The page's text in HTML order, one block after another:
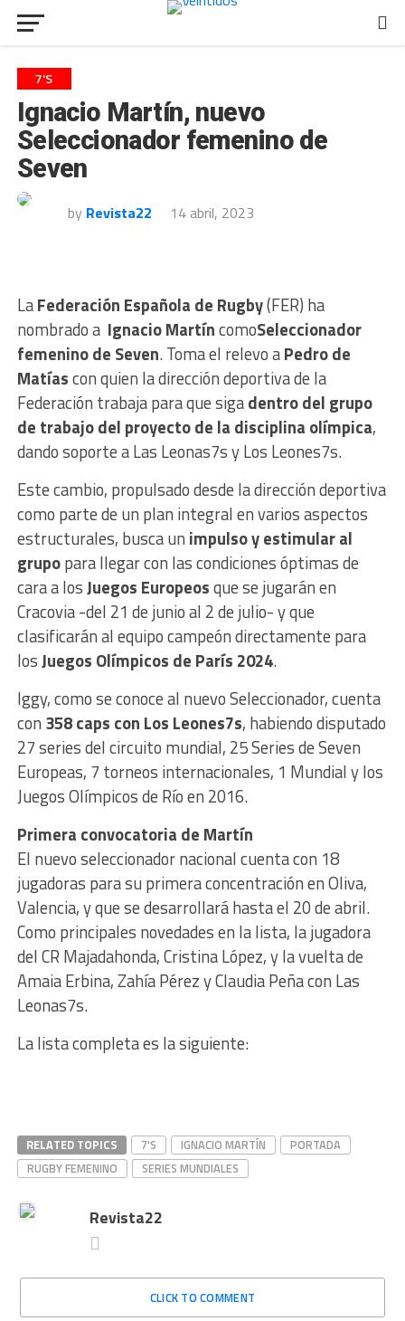
7'S
Ignacio Martín, nuevo
Seleccionador femenino de
Seven
by Revista22 14 abril, 2023
LaFederación Española de Rugby(FER) ha
nombrado a Ignacio MartíncomoSeleccionador
femenino de Seven. Toma el relevo aPedro de
Matíascon quien la dirección deportiva de la
Federación trabaja para que sigadentro del grupo
de trabajo del proyecto de la disciplina olímpica,
dando soporte a Las Leonas7s y Los Leones7s.
Este cambio, propulsado desde la dirección deportiva
como parte de un plan integral en varios aspectos
estructurales, busca un impulso y estimular al
grupopara llegar con las condiciones óptimas de
cara a losJuegos Europeosque se jugarán en
Cracovia -del 21 de junio al 2 de julio- y que
clasificarán al equipo campeón directamente para
losJuegos Olímpicos de París 2024.
Iggy, como se conoce al nuevo Seleccionador, cuenta
con 358 caps con Los Leones7s, habiendo disputado
27 series del circuito mundial, 25 Series de Seven
Europeas, 7 torneos internacionales, 1 Mundial y los
Juegos Olímpicos de Río en 2016.
Primera convocatoria de Martín
El nuevo seleccionador nacional cuenta con 18
jugadoras para su primera concentración en Oliva,
Valencia, y que se desarrollará hasta el 20 de abril.
Como principales novedades en la lista, la jugadora
del CR Majadahonda, Cristina López, y la vuelta de
Amaia Erbina, Zahía Pérez y Claudia Peña con Las
Leonas7s.
La lista completa es la siguiente:
RELATED TOPICS 7'S IGNACIO MARTÍN
PORTADA
RUGBY FEMENINO
SERIES MUNDIALES
Revista22
CLICK TO COMMENT